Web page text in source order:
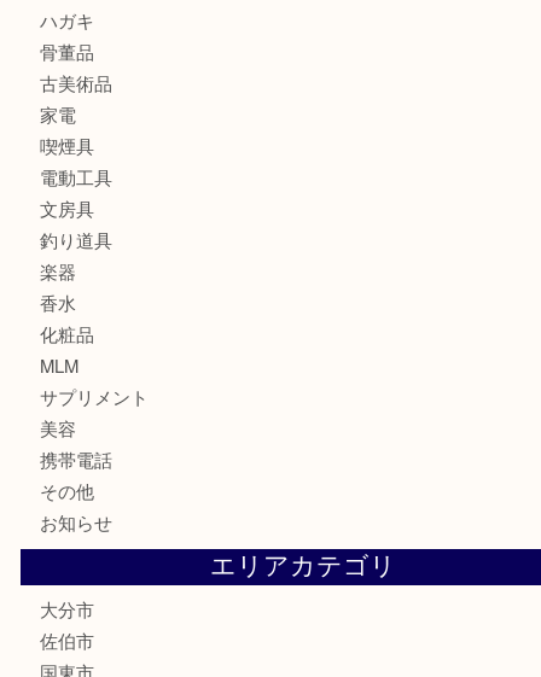
記念メダル
古銭
お酒
印紙
切手
金券・商品券
鉄道関連品
テレホンカード
株主優待券
ハガキ
骨董品
古美術品
家電
喫煙具
電動工具
文房具
釣り道具
楽器
香水
化粧品